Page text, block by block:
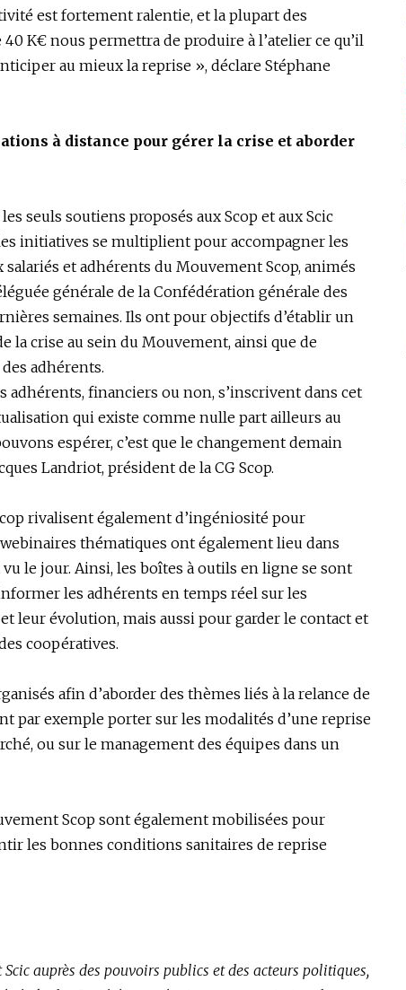
est fortement ralentie, et la plupart des
K€ nous permettra de produire à l’atelier ce qu’il
au mieux la reprise », déclare Stéphane
à distance pour gérer la crise et aborder
seuls soutiens proposés aux Scop et aux Scic
initiatives se multiplient pour accompagner les
et adhérents du Mouvement Scop, animés
générale de la Confédération générale des
semaines. Ils ont pour objectifs d’établir un
la crise au sein du Mouvement, ainsi que de
adhérents.
financiers ou non, s’inscrivent dans cet
qui existe comme nulle part ailleurs au
espérer, c’est que le changement demain
Landriot, président de la CG Scop.
rivalisent également d’ingéniosité pour
thématiques ont également lieu dans
le jour. Ainsi, les boîtes à outils en ligne se sont
les adhérents en temps réel sur les
leur évolution, mais aussi pour garder le contact et
coopératives.
afin d’aborder des thèmes liés à la relance de
par exemple porter sur les modalités d’une reprise
ou sur le management des équipes dans un
Scop sont également mobilisées pour
les bonnes conditions sanitaires de reprise
auprès des pouvoirs publics et des acteurs politiques,